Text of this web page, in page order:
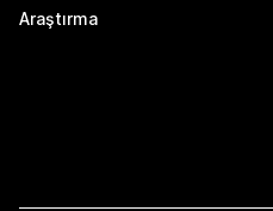
Araştırma